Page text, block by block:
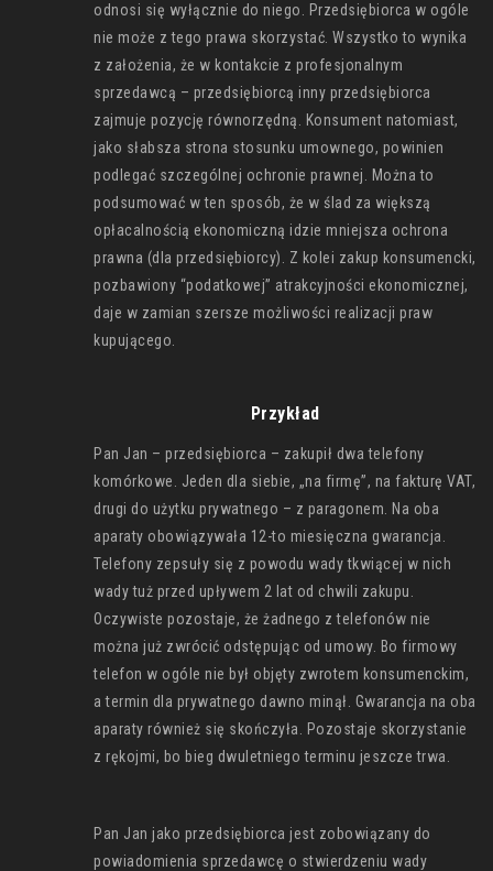
odnosi się wyłącznie do niego. Przedsiębiorca w ogóle
nie może z tego prawa skorzystać. Wszystko to wynika
z założenia, że w kontakcie z profesjonalnym
sprzedawcą – przedsiębiorcą inny przedsiębiorca
zajmuje pozycję równorzędną. Konsument natomiast,
jako słabsza strona stosunku umownego, powinien
podlegać szczególnej ochronie prawnej. Można to
podsumować w ten sposób, że w ślad za większą
opłacalnością ekonomiczną idzie mniejsza ochrona
prawna (dla przedsiębiorcy). Z kolei zakup konsumencki,
pozbawiony “podatkowej” atrakcyjności ekonomicznej,
daje w zamian szersze możliwości realizacji praw
kupującego.
Przykład
Pan Jan – przedsiębiorca – zakupił dwa telefony
komórkowe. Jeden dla siebie, „na firmę”, na fakturę VAT,
drugi do użytku prywatnego – z paragonem. Na oba
aparaty obowiązywała 12-to miesięczna gwarancja.
Telefony zepsuły się z powodu wady tkwiącej w nich
wady tuż przed upływem 2 lat od chwili zakupu.
Oczywiste pozostaje, że żadnego z telefonów nie
można już zwrócić odstępując od umowy. Bo firmowy
telefon w ogóle nie był objęty zwrotem konsumenckim,
a termin dla prywatnego dawno minął. Gwarancja na oba
aparaty również się skończyła. Pozostaje skorzystanie
z rękojmi, bo bieg dwuletniego terminu jeszcze trwa.
Pan Jan jako przedsiębiorca jest zobowiązany do
powiadomienia sprzedawcę o stwierdzeniu wady